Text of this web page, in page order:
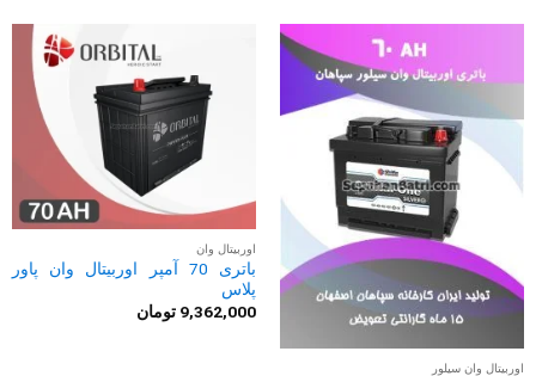
اوربیتال وان سیلور
اوربیتال وان
باتری 70 آمپر اوربیتال وان پاور
پلاس
9,362,000 تومان